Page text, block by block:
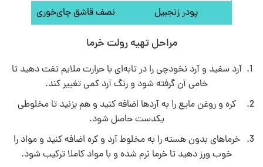
پودر زنجبیل
نصف قاشق چای‌خوری
مراحل تهیه رولت خرما
آرد سفید و آرد نخودچی را در تابه‌ای با حرارت ملایم تفت دهید تا
خامی آن گرفته شود و رنگ آرد کمی تغییر کند.
کره و روغن مایع را به آردها اضافه کنید و هم بزنید تا مخلوطی
یکدست حاصل شود.
خرماهای بدون هسته را به مخلوط آرد و کره اضافه کنید و مواد را
خوب ورز دهید تا خرما نرم شده و با مواد کاملا ترکیب شود.